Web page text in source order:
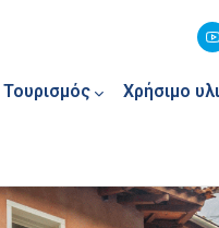
Χρήσιμο